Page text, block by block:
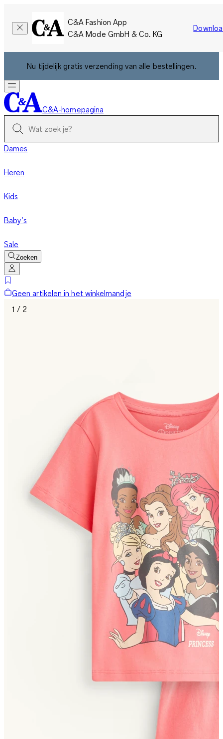
C&A Fashion App
C&A Mode GmbH & Co. KG
Nu tijdelijk gratis verzending van alle bestellingen.
C&A-homepagina
Dames
Heren
Kids
Baby’s
Sale
Zoeken
Geen artikelen in het winkelmandje
1 / 2